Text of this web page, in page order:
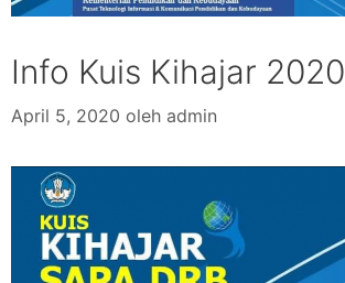
Info Kuis Kihajar 2020
April 5, 2020 oleh admin